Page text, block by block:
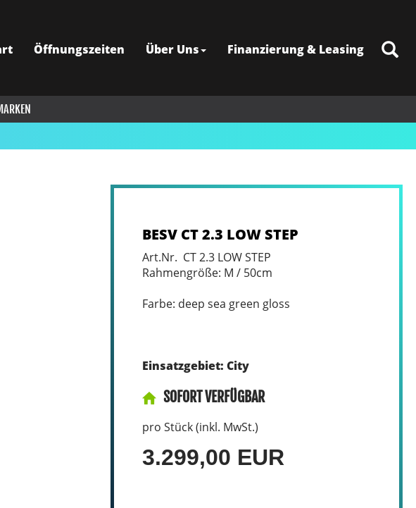
Öffnungszeiten Über Uns Finanzierung & Leasing
BESV CT 2.3 LOW STEP
Art.Nr. CT 2.3 LOW STEP
Rahmengröße: M / 50cm
Farbe: deep sea green gloss
Einsatzgebiet: City
SOFORT VERFÜGBAR
pro Stück (inkl. MwSt.)
3.299,00 EUR